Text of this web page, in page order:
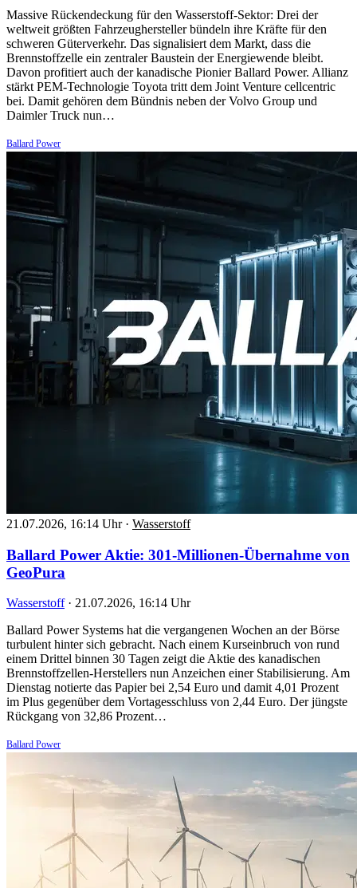
Massive Rückendeckung für den Wasserstoff-Sektor: Drei der
weltweit größten Fahrzeughersteller bündeln ihre Kräfte für den
schweren Güterverkehr. Das signalisiert dem Markt, dass die
Brennstoffzelle ein zentraler Baustein der Energiewende bleibt.
Davon profitiert auch der kanadische Pionier Ballard Power. Allianz
stärkt PEM-Technologie Toyota tritt dem Joint Venture cellcentric
bei. Damit gehören dem Bündnis neben der Volvo Group und
Daimler Truck nun…
Ballard Power
21.07.2026, 16:14 Uhr · Wasserstoff
Ballard Power Aktie: 301-Millionen-Übernahme von
GeoPura
Wasserstoff · 21.07.2026, 16:14 Uhr
Ballard Power Systems hat die vergangenen Wochen an der Börse
turbulent hinter sich gebracht. Nach einem Kurseinbruch von rund
einem Drittel binnen 30 Tagen zeigt die Aktie des kanadischen
Brennstoffzellen-Herstellers nun Anzeichen einer Stabilisierung. Am
Dienstag notierte das Papier bei 2,54 Euro und damit 4,01 Prozent
im Plus gegenüber dem Vortagesschluss von 2,44 Euro. Der jüngste
Rückgang von 32,86 Prozent…
Ballard Power